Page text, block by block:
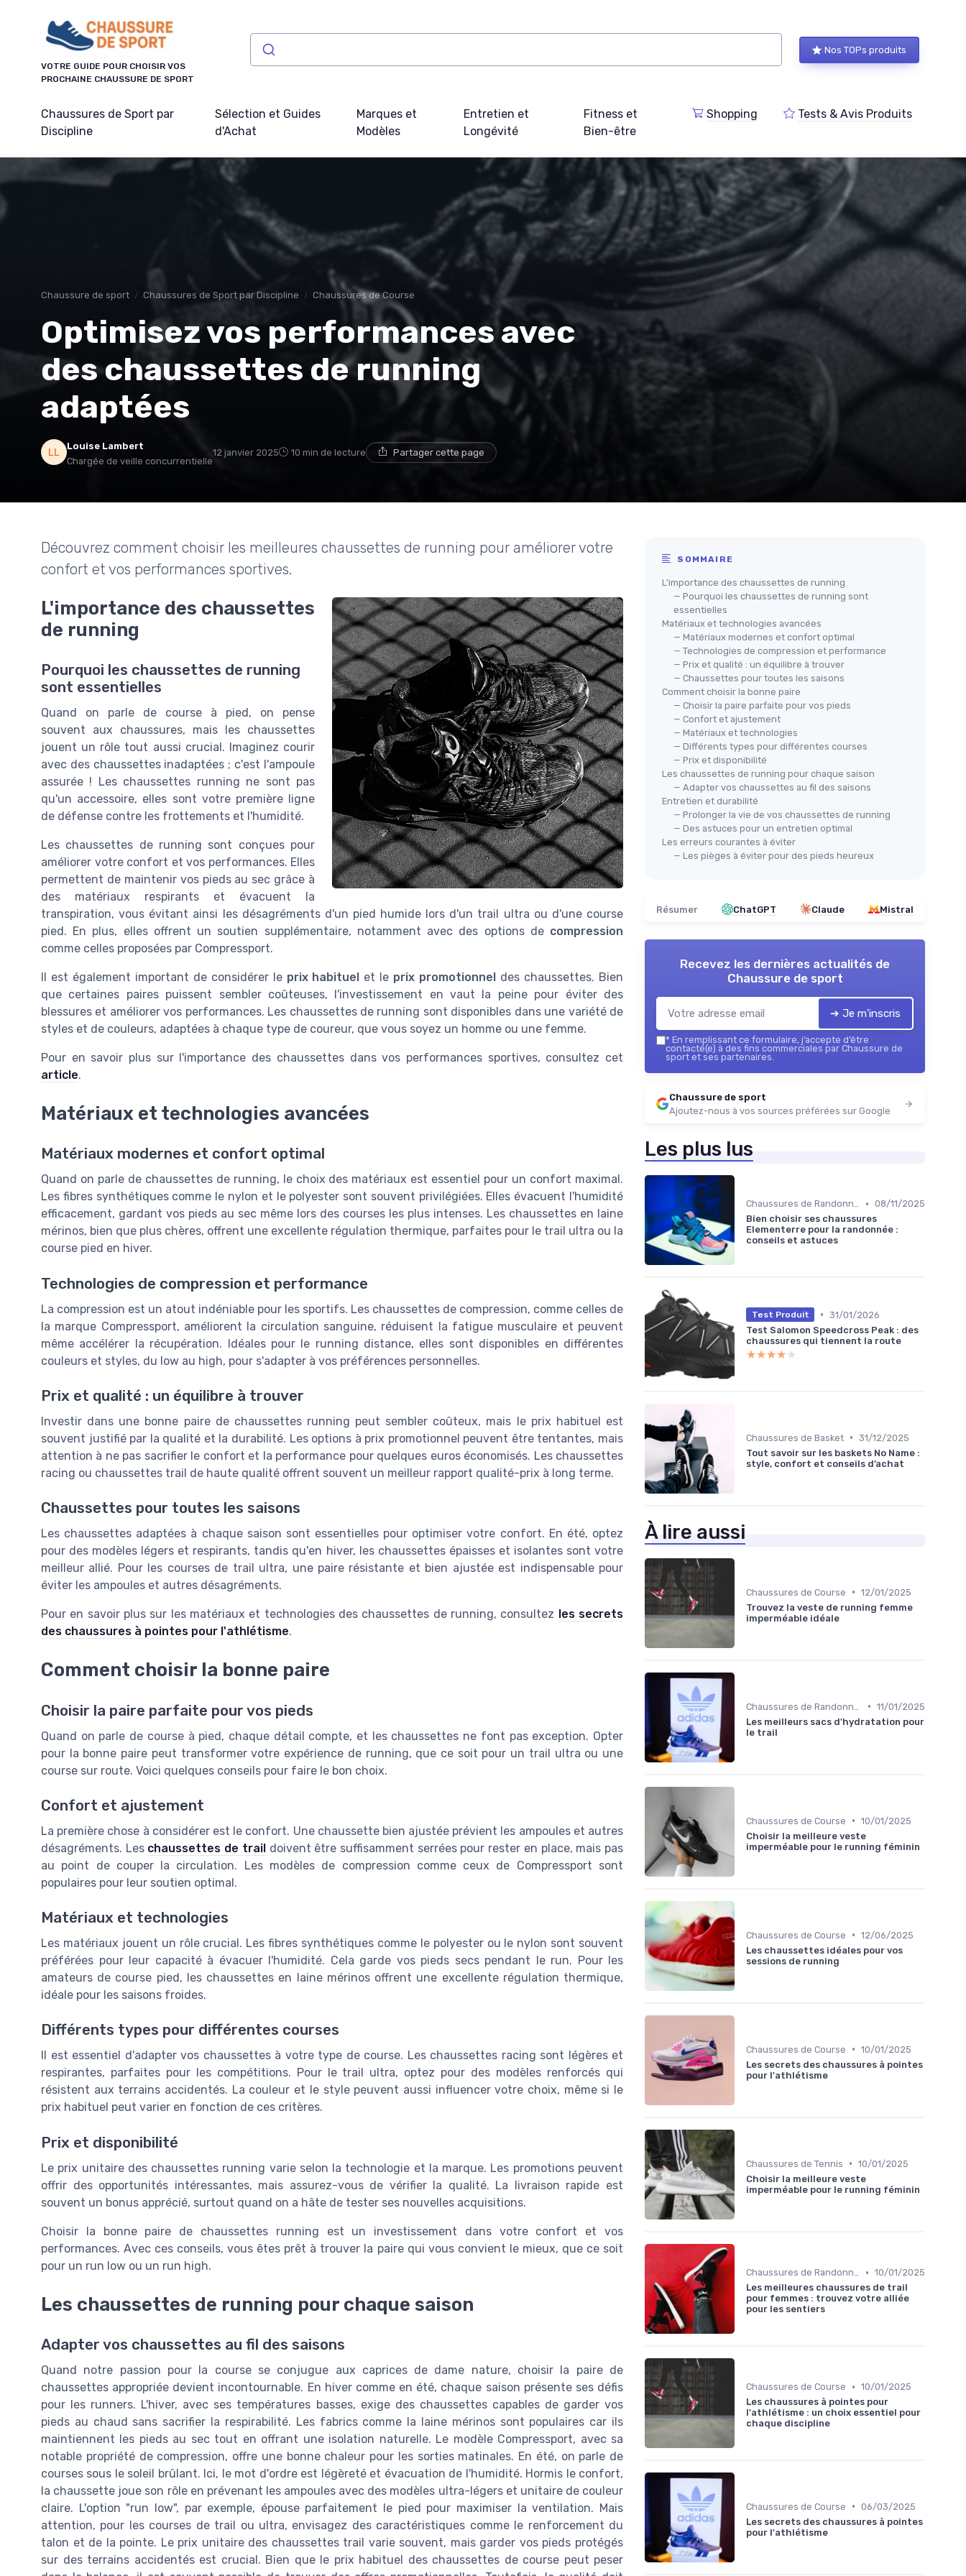
VOTRE GUIDE POUR CHOISIR VOS
PROCHAINE CHAUSSURE DE SPORT
Nos TOPs produits
Chaussures de Sport par
Discipline
Sélection et Guides
d'Achat
Marques et
Modèles
Entretien et
Longévité
Fitness et
Bien-être
Shopping Tests & Avis Produits
Chaussure de sport Chaussures de Sport par Discipline Chaussures de Course
Optimisez vos performances avec
des chaussettes de running
adaptées
Louise Lambert
Chargée de veille concurrentielle
12 janvier 2025 10 min de lecture Partager cette page
Découvrez comment choisir les meilleures chaussettes de running pour améliorer votre
confort et vos performances sportives.
L'importance des chaussettes
de running
Pourquoi les chaussettes de running
sont essentielles
Quand on parle de course à pied, on pense
souvent aux chaussures, mais les chaussettes
jouent un rôle tout aussi crucial. Imaginez courir
avec des chaussettes inadaptées ; c'est l'ampoule
assurée ! Les chaussettes running ne sont pas
qu'un accessoire, elles sont votre première ligne
de défense contre les frottements et l'humidité.
Les chaussettes de running sont conçues pour
améliorer votre confort et vos performances. Elles
permettent de maintenir vos pieds au sec grâce à
des matériaux respirants et évacuent la
transpiration, vous évitant ainsi les désagréments d'un pied humide lors d'un trail ultra ou d'une course
pied. En plus, elles offrent un soutien supplémentaire, notamment avec des options de compression
comme celles proposées par Compressport.
Il est également important de considérer le prix habituel et le prix promotionnel des chaussettes. Bien
que certaines paires puissent sembler coûteuses, l'investissement en vaut la peine pour éviter des
blessures et améliorer vos performances. Les chaussettes de running sont disponibles dans une variété de
styles et de couleurs, adaptées à chaque type de coureur, que vous soyez un homme ou une femme.
Pour en savoir plus sur l'importance des chaussettes dans vos performances sportives, consultez cet
article.
Matériaux et technologies avancées
Matériaux modernes et confort optimal
Quand on parle de chaussettes de running, le choix des matériaux est essentiel pour un confort maximal.
Les fibres synthétiques comme le nylon et le polyester sont souvent privilégiées. Elles évacuent l'humidité
efficacement, gardant vos pieds au sec même lors des courses les plus intenses. Les chaussettes en laine
mérinos, bien que plus chères, offrent une excellente régulation thermique, parfaites pour le trail ultra ou la
course pied en hiver.
Technologies de compression et performance
La compression est un atout indéniable pour les sportifs. Les chaussettes de compression, comme celles de
la marque Compressport, améliorent la circulation sanguine, réduisent la fatigue musculaire et peuvent
même accélérer la récupération. Idéales pour le running distance, elles sont disponibles en différentes
couleurs et styles, du low au high, pour s'adapter à vos préférences personnelles.
Prix et qualité : un équilibre à trouver
Investir dans une bonne paire de chaussettes running peut sembler coûteux, mais le prix habituel est
souvent justifié par la qualité et la durabilité. Les options à prix promotionnel peuvent être tentantes, mais
attention à ne pas sacrifier le confort et la performance pour quelques euros économisés. Les chaussettes
racing ou chaussettes trail de haute qualité offrent souvent un meilleur rapport qualité-prix à long terme.
Chaussettes pour toutes les saisons
Les chaussettes adaptées à chaque saison sont essentielles pour optimiser votre confort. En été, optez
pour des modèles légers et respirants, tandis qu'en hiver, les chaussettes épaisses et isolantes sont votre
meilleur allié. Pour les courses de trail ultra, une paire résistante et bien ajustée est indispensable pour
éviter les ampoules et autres désagréments.
Pour en savoir plus sur les matériaux et technologies des chaussettes de running, consultez
les secrets
des chaussures à pointes pour l'athlétisme.
Comment choisir la bonne paire
Choisir la paire parfaite pour vos pieds
Quand on parle de course à pied, chaque détail compte, et les chaussettes ne font pas exception. Opter
pour la bonne paire peut transformer votre expérience de running, que ce soit pour un trail ultra ou une
course sur route. Voici quelques conseils pour faire le bon choix.
Confort et ajustement
La première chose à considérer est le confort. Une chaussette bien ajustée prévient les ampoules et autres
désagréments. Les chaussettes de traildoivent être suffisamment serrées pour rester en place, mais pas
au point de couper la circulation. Les modèles de compression comme ceux de Compressport sont
populaires pour leur soutien optimal.
Matériaux et technologies
Les matériaux jouent un rôle crucial. Les fibres synthétiques comme le polyester ou le nylon sont souvent
préférées pour leur capacité à évacuer l'humidité. Cela garde vos pieds secs pendant le run. Pour les
amateurs de course pied, les chaussettes en laine mérinos offrent une excellente régulation thermique,
idéale pour les saisons froides.
Différents types pour différentes courses
Il est essentiel d'adapter vos chaussettes à votre type de course. Les chaussettes racing sont légères et
respirantes, parfaites pour les compétitions. Pour le trail ultra, optez pour des modèles renforcés qui
résistent aux terrains accidentés. La couleur et le style peuvent aussi influencer votre choix, même si le
prix habituel peut varier en fonction de ces critères.
Prix et disponibilité
Le prix unitaire des chaussettes running varie selon la technologie et la marque. Les promotions peuvent
offrir des opportunités intéressantes, mais assurez-vous de vérifier la qualité. La livraison rapide est
souvent un bonus apprécié, surtout quand on a hâte de tester ses nouvelles acquisitions.
Choisir la bonne paire de chaussettes running est un investissement dans votre confort et vos
performances. Avec ces conseils, vous êtes prêt à trouver la paire qui vous convient le mieux, que ce soit
pour un run low ou un run high.
Les chaussettes de running pour chaque saison
Adapter vos chaussettes au fil des saisons
Quand notre passion pour la course se conjugue aux caprices de dame nature, choisir la paire de
chaussettes appropriée devient incontournable. En hiver comme en été, chaque saison présente ses défis
pour les runners. L'hiver, avec ses températures basses, exige des chaussettes capables de garder vos
pieds au chaud sans sacrifier la respirabilité. Les fabrics comme la laine mérinos sont populaires car ils
maintiennent les pieds au sec tout en offrant une isolation naturelle. Le modèle Compressport, avec sa
notable propriété de compression, offre une bonne chaleur pour les sorties matinales. En été, on parle de
courses sous le soleil brûlant. Ici, le mot d'ordre est légèreté et évacuation de l'humidité. Hormis le confort,
la chaussette joue son rôle en prévenant les ampoules avec des modèles ultra-légers et unitaire de couleur
claire. L'option "run low", par exemple, épouse parfaitement le pied pour maximiser la ventilation. Mais
attention, pour les courses de trail ou ultra, envisagez des caractéristiques comme le renforcement du
talon et de la pointe. Le prix unitaire des chaussettes trail varie souvent, mais garder vos pieds protégés
sur des terrains accidentés est crucial. Bien que le prix habituel des chaussettes de course peut peser
SOMMAIRE
L'importance des chaussettes de running
— Pourquoi les chaussettes de running sont
essentielles
Matériaux et technologies avancées
— Matériaux modernes et confort optimal
— Technologies de compression et performance
— Prix et qualité : un équilibre à trouver
— Chaussettes pour toutes les saisons
Comment choisir la bonne paire
— Choisir la paire parfaite pour vos pieds
— Confort et ajustement
— Matériaux et technologies
— Différents types pour différentes courses
— Prix et disponibilité
Les chaussettes de running pour chaque saison
— Adapter vos chaussettes au fil des saisons
Entretien et durabilité
— Prolonger la vie de vos chaussettes de running
— Des astuces pour un entretien optimal
Les erreurs courantes à éviter
— Les pièges à éviter pour des pieds heureux
Résumer ChatGPT Claude Mistral
Recevez les dernières actualités de
Chaussure de sport
➔ Je m'inscris
* En remplissant ce formulaire, j’accepte d’être
contacté(e) à des fins commerciales par Chaussure de
sport et ses partenaires.
Chaussure de sport
Ajoutez-nous à vos sources préférées sur Google
Les plus lus
Chaussures de Randonnée • 08/11/2025
Bien choisir ses chaussures
Elementerre pour la randonnée :
conseils et astuces
Test Produit • 31/01/2026
Test Salomon Speedcross Peak : des
chaussures qui tiennent la route
★★★★★
★★★★★
Chaussures de Basket • 31/12/2025
Tout savoir sur les baskets No Name :
style, confort et conseils d’achat
À lire aussi
Chaussures de Course • 12/01/2025
Trouvez la veste de running femme
imperméable idéale
• 11/01/2025
Les meilleurs sacs d'hydratation pour
le trail
Chaussures de Course • 10/01/2025
Choisir la meilleure veste
imperméable pour le running féminin
Chaussures de Course • 12/06/2025
Les chaussettes idéales pour vos
sessions de running
Chaussures de Course • 10/01/2025
Les secrets des chaussures à pointes
pour l'athlétisme
Chaussures de Tennis • 10/01/2025
Choisir la meilleure veste
imperméable pour le running féminin
Chaussures de Randonnée • 10/01/2025
Les meilleures chaussures de trail
pour femmes : trouvez votre alliée
pour les sentiers
Chaussures de Course • 10/01/2025
Les chaussures à pointes pour
l'athlétisme : un choix essentiel pour
chaque discipline
Chaussures de Course • 06/03/2025
Les secrets des chaussures à pointes
pour l'athlétisme